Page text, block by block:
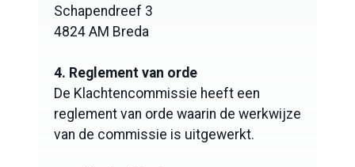
Schapendreef 3
4824 AM Breda
4. Reglement van orde
De Klachtencommissie heeft een
reglement van orde waarin de werkwijze
van de commissie is uitgewerkt.